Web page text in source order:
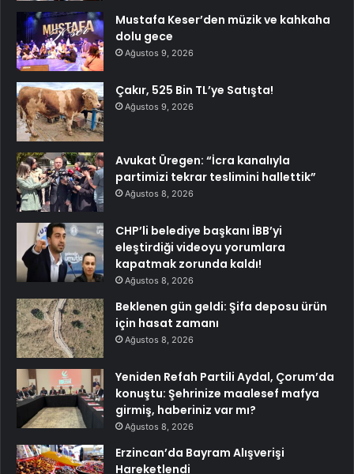
Mustafa Keser’den müzik ve kahkaha
dolu gece
Ağustos 9, 2026
Çakır, 525 Bin TL’ye Satışta!
Ağustos 9, 2026
Avukat Üregen: “İcra kanalıyla
partimizi tekrar teslimini hallettik”
Ağustos 8, 2026
CHP’li belediye başkanı İBB’yi
eleştirdiği videoyu yorumlara
kapatmak zorunda kaldı!
Ağustos 8, 2026
Beklenen gün geldi: Şifa deposu ürün
için hasat zamanı
Ağustos 8, 2026
Yeniden Refah Partili Aydal, Çorum’da
konuştu: Şehrinize maalesef mafya
girmiş, haberiniz var mı?
Ağustos 8, 2026
Erzincan’da Bayram Alışverişi
Hareketlendi